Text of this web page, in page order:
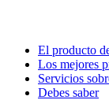
El producto
Los mejores
Servicios
Debes saber